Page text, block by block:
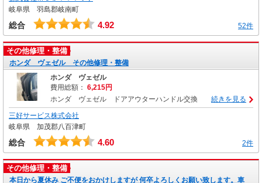
岐阜県 羽島郡岐南町
総合 4.92 52件
その他修理・整備
ホンダ ヴェゼル その他修理・整備
ホンダ ヴェゼル
費用総額： 6,215円
ホンダ ヴェゼル ドアアウターハンドル交換
続きを見る
三好サービス株式会社
岐阜県 加茂郡八百津町
総合 4.60 2件
その他修理・整備
本日から夏休み ご不便をおかけしますが 何卒よろしくお願い致します。車